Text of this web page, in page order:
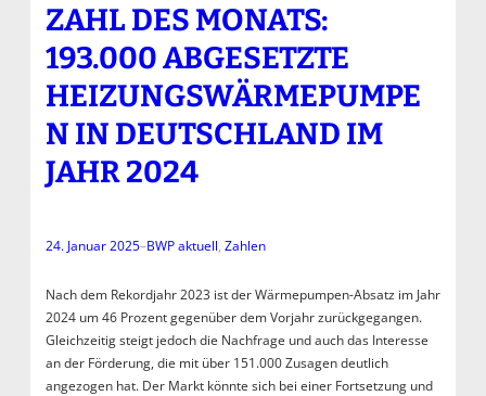
ZAHL DES MONATS:
193.000 ABGESETZTE
HEIZUNGSWÄRMEPUMPE
N IN DEUTSCHLAND IM
JAHR 2024
24. Januar 2025–BWP aktuell, Zahlen
Nach dem Rekordjahr 2023 ist der Wärmepumpen-Absatz im Jahr
2024 um 46 Prozent gegenüber dem Vorjahr zurückgegangen.
Gleichzeitig steigt jedoch die Nachfrage und auch das Interesse
an der Förderung, die mit über 151.000 Zusagen deutlich
angezogen hat. Der Markt könnte sich bei einer Fortsetzung und